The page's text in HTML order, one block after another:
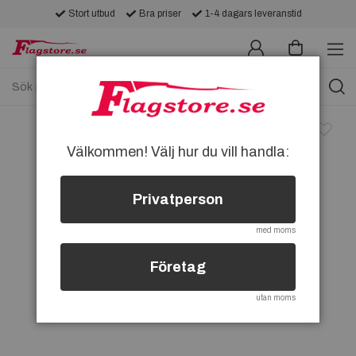
Stort utbud Bra priser 1-4 dagars leveranstid
Välkommen! Välj hur du vill handla:
Privatperson
med moms
Företag
utan moms